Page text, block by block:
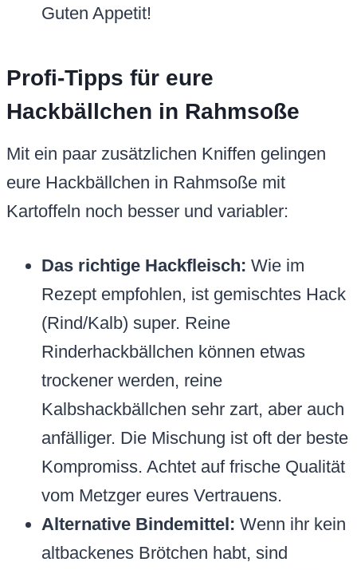
Guten Appetit!
Profi-Tipps für eure
Hackbällchen in Rahmsoße
Mit ein paar zusätzlichen Kniffen gelingen
eure Hackbällchen in Rahmsoße mit
Kartoffeln noch besser und variabler:
Das richtige Hackfleisch: Wie im
Rezept empfohlen, ist gemischtes Hack
(Rind/Kalb) super. Reine
Rinderhackbällchen können etwas
trockener werden, reine
Kalbshackbällchen sehr zart, aber auch
anfälliger. Die Mischung ist oft der beste
Kompromiss. Achtet auf frische Qualität
vom Metzger eures Vertrauens.
Alternative Bindemittel: Wenn ihr kein
altbackenes Brötchen habt, sind